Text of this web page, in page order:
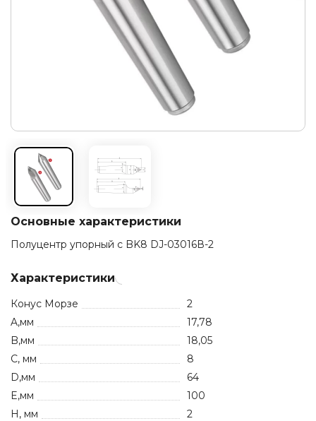
Основные характеристики
Полуцентр упорный с BK8 DJ-03016В-2
Характеристики
Конус Морзе
2
A,мм
17,78
B,мм
18,05
C, мм
8
D,мм
64
E,мм
100
H, мм
2